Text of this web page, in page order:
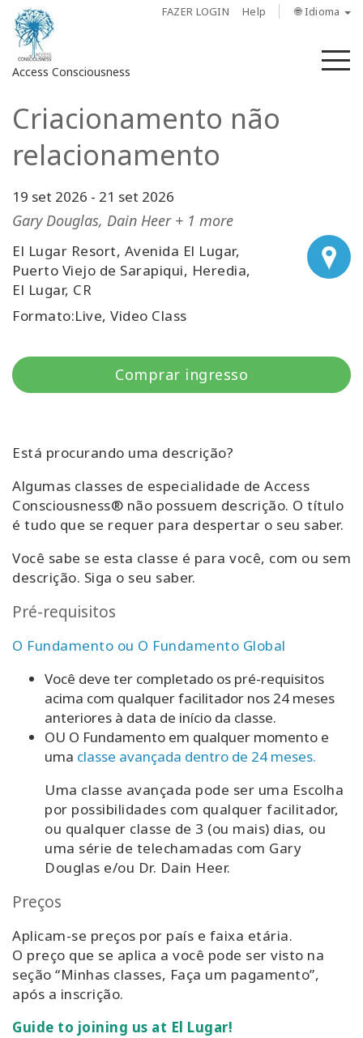
FAZER LOGIN Help 🌐 Idioma
Access Consciousness
Fazer
em
conta
Sobre
Access
Bars
Shop
More
CONTATO
PESQUISAR
Criacionamento não
relacionamento
19 set 2026 - 21 set 2026
Gary Douglas, Dain Heer + 1 more
El Lugar Resort, Avenida El Lugar,
Puerto Viejo de Sarapiqui, Heredia,
El Lugar, CR
Formato:Live, Video Class
Comprar ingresso
Está procurando uma descrição?
Algumas classes de especialidade de Access
Consciousness® não possuem descrição. O título
é tudo que se requer para despertar o seu saber.
Você sabe se esta classe é para você, com ou sem
descrição. Siga o seu saber.
Pré-requisitos
O Fundamento ou O Fundamento Global
Você deve ter completado os pré-requisitos
acima com qualquer facilitador nos 24 meses
anteriores à data de início da classe.
OU O Fundamento em qualquer momento e
uma classe avançada dentro de 24 meses.
Uma classe avançada pode ser uma Escolha
por possibilidades com qualquer facilitador,
ou qualquer classe de 3 (ou mais) dias, ou
uma série de telechamadas com Gary
Douglas e/ou Dr. Dain Heer.
Preços
Aplicam-se preços por país e faixa etária.
O preço que se aplica a você pode ser visto na
seção “Minhas classes, Faça um pagamento”,
após a inscrição.
Guide to joining us at El Lugar!